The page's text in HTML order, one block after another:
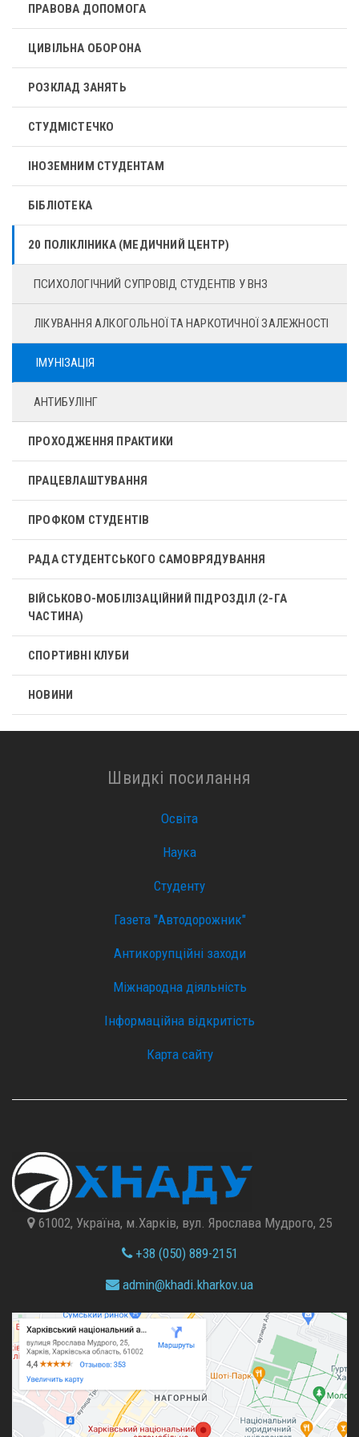
ПРАВОВА ДОПОМОГА
ЦИВІЛЬНА ОБОРОНА
РОЗКЛАД ЗАНЯТЬ
СТУДМІСТЕЧКО
ІНОЗЕМНИМ СТУДЕНТАМ
БІБЛІОТЕКА
20 ПОЛІКЛІНИКА (МЕДИЧНИЙ ЦЕНТР)
ПСИХОЛОГІЧНИЙ СУПРОВІД СТУДЕНТІВ У ВНЗ
ЛІКУВАННЯ АЛКОГОЛЬНОЇ ТА НАРКОТИЧНОЇ ЗАЛЕЖНОСТІ
ІМУНІЗАЦІЯ
АНТИБУЛІНГ
ПРОХОДЖЕННЯ ПРАКТИКИ
ПРАЦЕВЛАШТУВАННЯ
ПРОФКОМ СТУДЕНТІВ
РАДА СТУДЕНТСЬКОГО САМОВРЯДУВАННЯ
ВІЙСЬКОВО-МОБІЛІЗАЦІЙНИЙ ПІДРОЗДІЛ (2-ГА
ЧАСТИНА)
СПОРТИВНІ КЛУБИ
НОВИНИ
Швидкі посилання
Освіта
Наука
Студенту
Газета "Автодорожник"
Антикорупційні заходи
Міжнародна діяльність
Інформаційна відкритість
Карта сайту
61002, Україна, м.Харків, вул. Ярослава Мудрого, 25
+38 (050) 889-2151
admin@khadi.kharkov.ua